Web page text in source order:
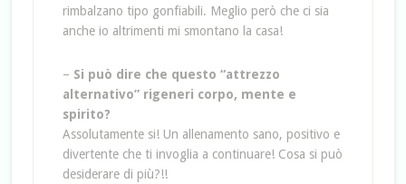
rimbalzano tipo gonfiabili. Meglio però che ci sia
anche io altrimenti mi smontano la casa!
– Si può dire che questo “attrezzo
alternativo” rigeneri corpo, mente e
spirito?
Assolutamente si! Un allenamento sano, positivo e
divertente che ti invoglia a continuare! Cosa si può
desiderare di più?!!